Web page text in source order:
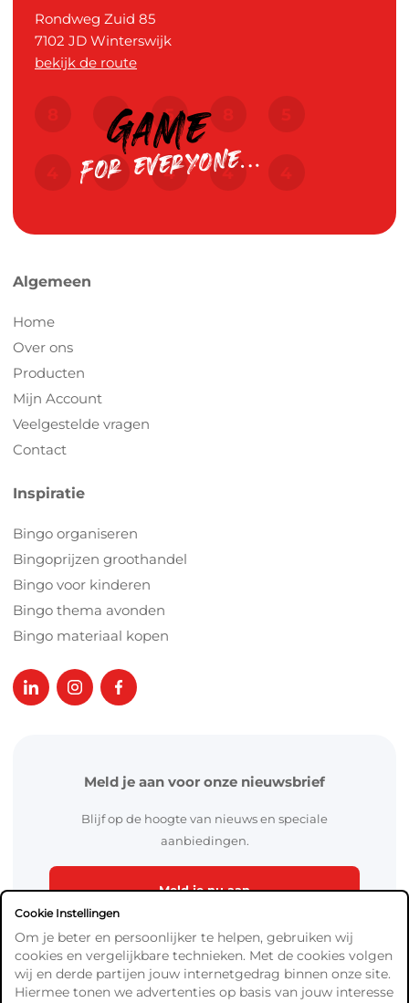
Rondweg Zuid 85
7102 JD Winterswijk
bekijk de route
Algemeen
Home
Over ons
Producten
Mijn Account
Veelgestelde vragen
Contact
Inspiratie
Bingo organiseren
Bingoprijzen groothandel
Bingo voor kinderen
Bingo thema avonden
Bingo materiaal kopen
Meld je aan voor onze nieuwsbrief
Blijf op de hoogte van nieuws en speciale
aanbiedingen.
Meld je nu aan
Cookie Instellingen
Om je beter en persoonlijker te helpen, gebruiken wij
cookies en vergelijkbare technieken. Met de cookies volgen
wij en derde partijen jouw internetgedrag binnen onze site.
Hiermee tonen we advertenties op basis van jouw interesse